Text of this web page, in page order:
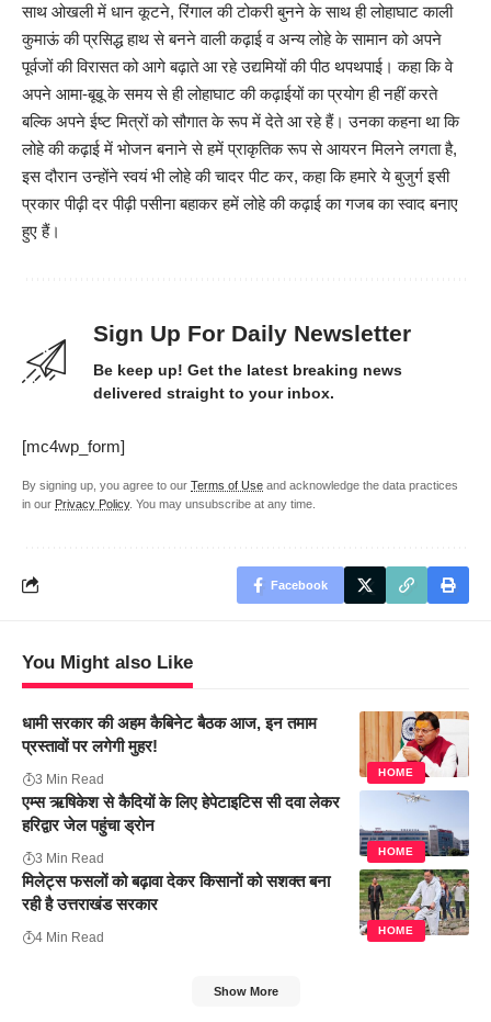
साथ ओखली में धान कूटने, रिंगाल की टोकरी बुनने के साथ ही लोहाघाट काली
कुमाऊं की प्रसिद्ध हाथ से बनने वाली कढ़ाई व अन्य लोहे के सामान को अपने
पूर्वजों की विरासत को आगे बढ़ाते आ रहे उद्यमियों की पीठ थपथपाई। कहा कि वे
अपने आमा-बूबू के समय से ही लोहाघाट की कढ़ाईयों का प्रयोग ही नहीं करते
बल्कि अपने ईष्ट मित्रों को सौगात के रूप में देते आ रहे हैं। उनका कहना था कि
लोहे की कढ़ाई में भोजन बनाने से हमें प्राकृतिक रूप से आयरन मिलने लगता है,
इस दौरान उन्होंने स्वयं भी लोहे की चादर पीट कर, कहा कि हमारे ये बुजुर्ग इसी
प्रकार पीढ़ी दर पीढ़ी पसीना बहाकर हमें लोहे की कढ़ाई का गजब का स्वाद बनाए
हुए हैं।
Sign Up For Daily Newsletter
Be keep up! Get the latest breaking news
delivered straight to your inbox.
[mc4wp_form]
By signing up, you agree to our Terms of Use and acknowledge the data practices
in our Privacy Policy. You may unsubscribe at any time.
Facebook
You Might also Like
HOME
धामी सरकार की अहम कैबिनेट बैठक आज, इन तमाम
प्रस्तावों पर लगेगी मुहर!
3 Min Read
HOME
एम्स ऋषिकेश से कैदियों के लिए हेपेटाइटिस सी दवा लेकर
हरिद्वार जेल पहुंचा ड्रोन
3 Min Read
HOME
मिलेट्स फसलों को बढ़ावा देकर किसानों को सशक्त बना
रही है उत्तराखंड सरकार
4 Min Read
Show More